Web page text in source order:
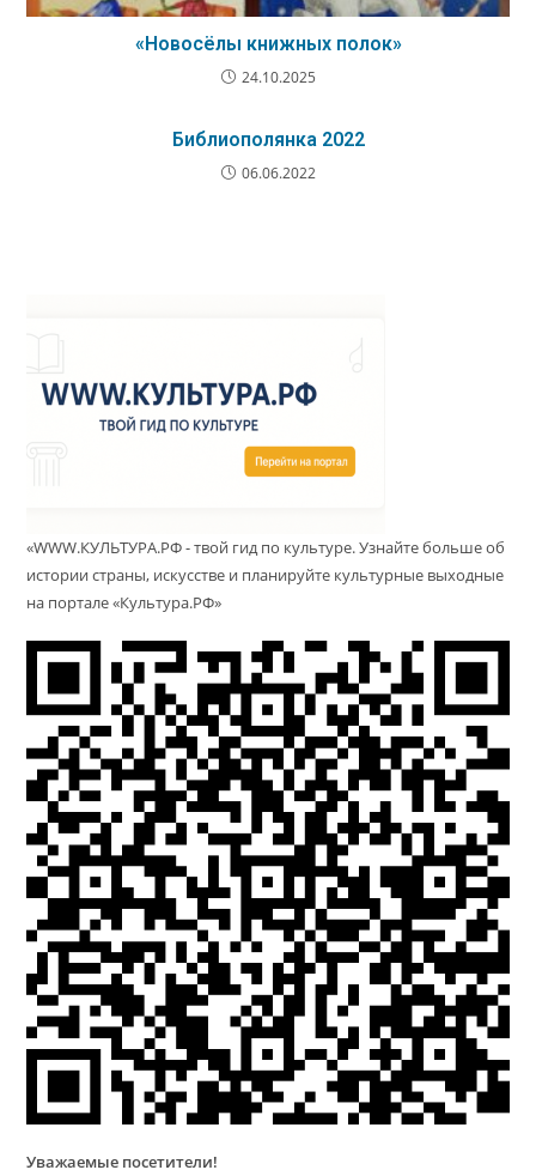
«Новосёлы книжных полок»
24.10.2025
Библиополянка 2022
06.06.2022
«WWW.КУЛЬТУРА.РФ - твой гид по культуре. Узнайте больше об
истории страны, искусстве и планируйте культурные выходные
на портале «Культура.РФ»
Уважаемые посетители!